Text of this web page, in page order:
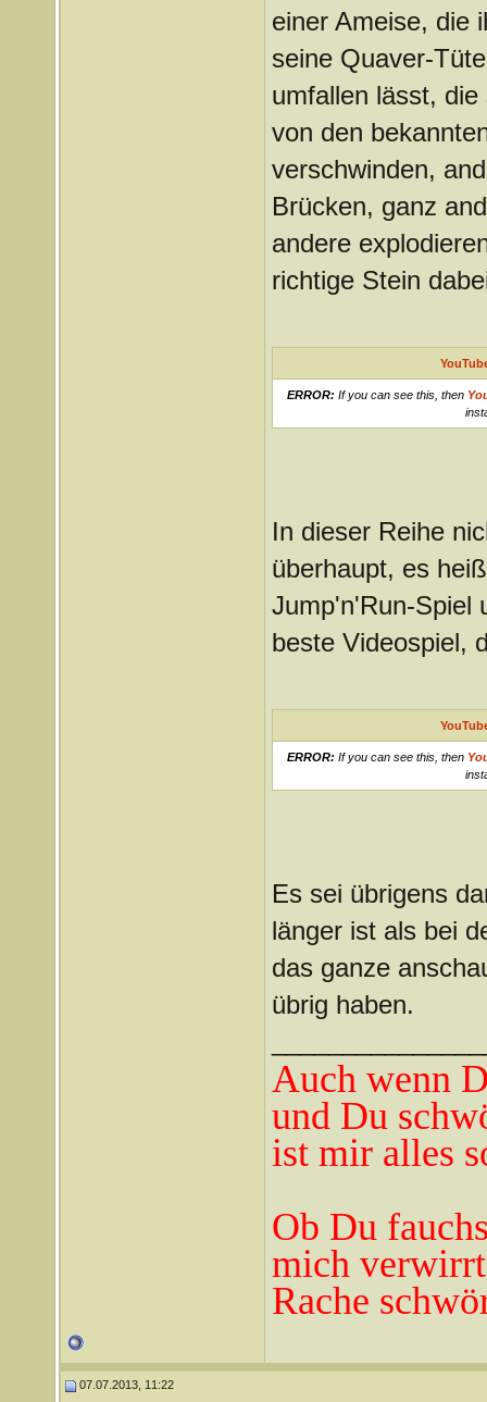
einer Ameise, die
seine Quaver-
umfallen lässt,
von den
verschwinden,
Brücken, ganz
andere
richtige Stein
ERROR: If you can see this, then
In dieser Reihe
überhaupt, es
Jump'n'Run-Spiel
beste Videospiel,
ERROR: If you can see this, then
Es sei übrigens
länger ist als bei
das ganze
übrig haben.
Auch wenn
und Du
ist mir alles
Ob Du
mich
Rache
07.07.2013, 11:22